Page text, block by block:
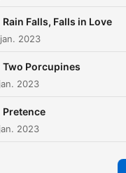
Rain Falls, Falls in Love
2023
Two Porcupines
2023
Pretence
2023